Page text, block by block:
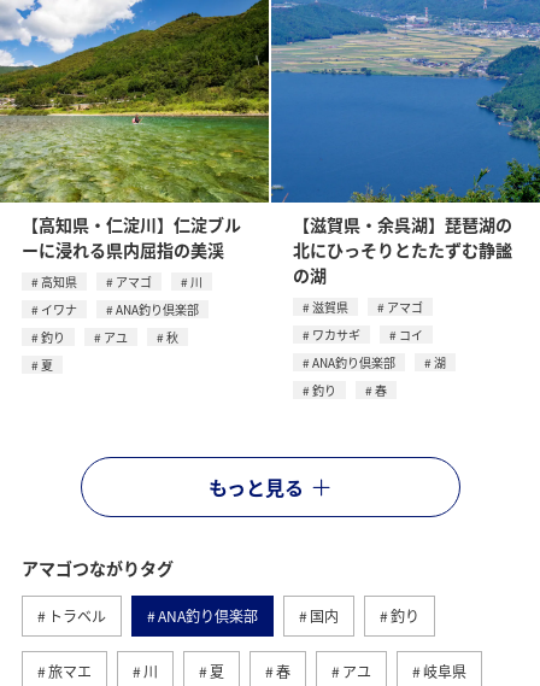
【高知県・仁淀川】仁淀ブル
ーに浸れる県内屈指の美渓
高知県 アマゴ
川
イワナ
ANA釣り倶楽部
釣り
アユ
秋
夏
【滋賀県・余呉湖】琵琶湖の
北にひっそりとたたずむ静謐
の湖
滋賀県
アマゴ
ワカサギ
コイ
ANA釣り倶楽部
湖
釣り
春
もっと見る
アマゴつながりタグ
トラベル ANA釣り倶楽部 国内 釣り
旅マエ 川 夏 春 アユ 岐阜県